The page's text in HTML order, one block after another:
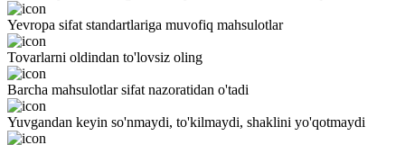
Yevropa sifat standartlariga muvofiq mahsulotlar
Tovarlarni oldindan to'lovsiz oling
Barcha mahsulotlar sifat nazoratidan o'tadi
Yuvgandan keyin so'nmaydi, to'kilmaydi, shaklini yo'qotmaydi